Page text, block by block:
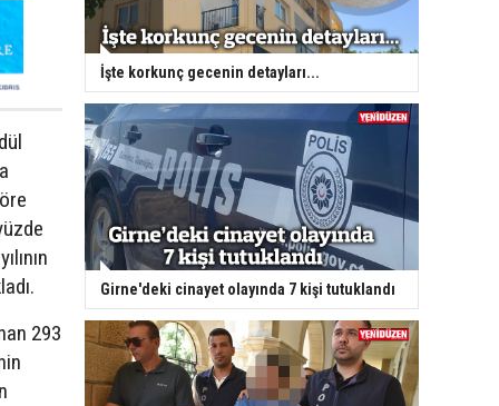
293
İşte korkunç gecenin detayları...
Girne'deki cinayet olayında 7 kişi tutuklandı